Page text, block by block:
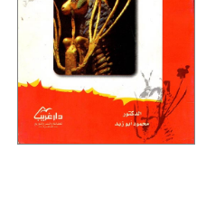
إختياراتنا
أكاديمية
صندوق
القراءة
English
حدود
أسئلة
يتكرر
تحميل
masmu3
على
المواضيع
الأكثر
مبيعاً
إختياراتنا
وسائل
الصحة
والعناية
الشخصية
جديد